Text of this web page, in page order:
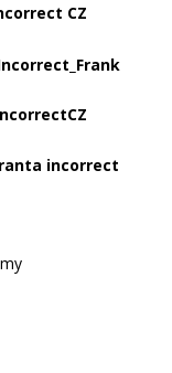
CZ
incorrect